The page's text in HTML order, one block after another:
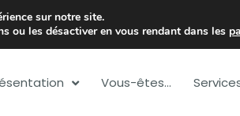
45 1
Vous-êtes…
sur notre site.
ou les désactiver en vous rendant dans les